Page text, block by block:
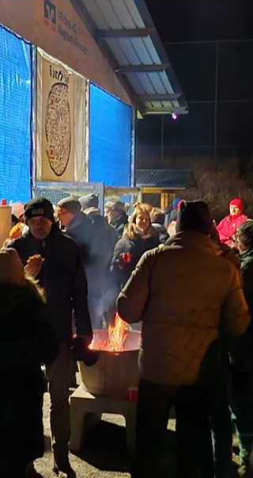
das wird ein Spaß!
Sackhüpfen ist auch eine Station unserer
Spielstrasse. Am Samstag, den 05. Juli
2025, ist es wieder soweit! Der
Magstadt öffnet von 12.00 bis 17.00 Uhr
zum dritten Mal seine Toren zum SVM-
Sportpark im Sportgelände an den
Buchen und bietet ein
abwechslungsreiches Programm für
Kinder, Eltern und Großeltern. "Die
Magstadter Kinder sollen sich einfach
wieder mit Spaß und Freude an der
frischen Luft bewegen können", sagt das
SVM-Geschäftsstellen-Team um Marina
Kien